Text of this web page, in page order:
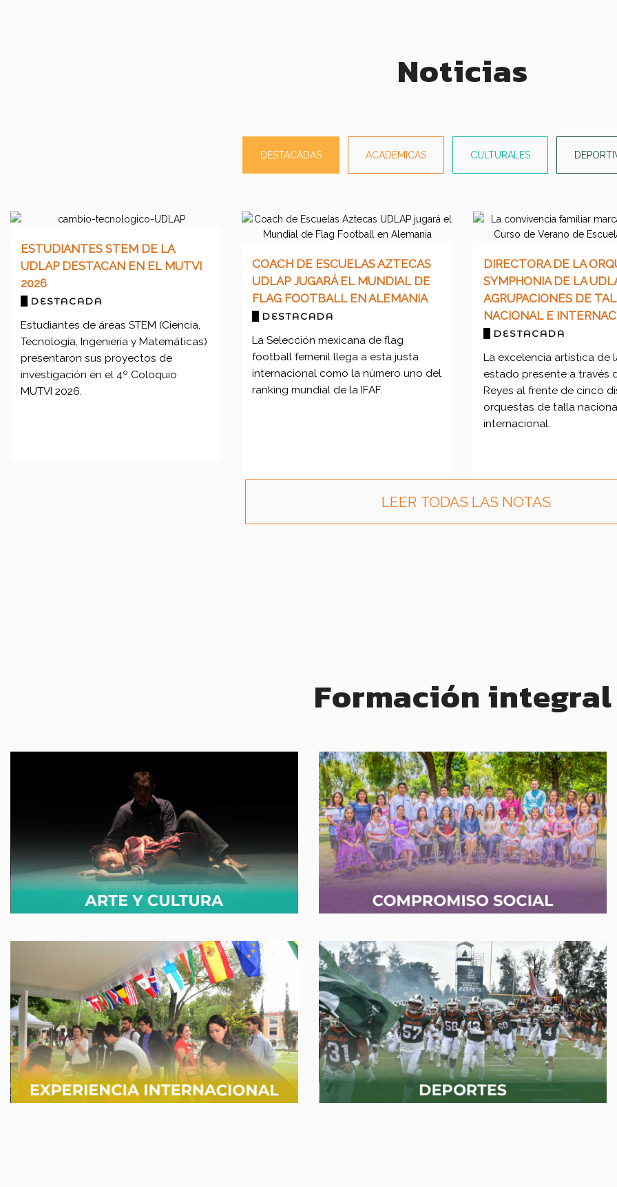
Noticias
DESTACADAS ACADÉMICAS CULTURALES
ESTUDIANTES STEM DE LA
UDLAP DESTACAN EN EL MUTVI
2026
DESTACADA
Estudiantes de áreas STEM (Ciencia,
Tecnología, Ingeniería y Matemáticas)
presentaron sus proyectos de
investigación en el 4º Coloquio
MUTVI 2026.
COACH DE ESCUELAS AZTECAS
UDLAP JUGARÁ EL MUNDIAL DE
FLAG FOOTBALL EN ALEMANIA
DESTACADA
La Selección mexicana de flag
football femenil llega a esta justa
internacional como la número uno del
ranking mundial de la IFAF.
DIRECTORA DE LA
SYMPHONIA DE LA
AGRUPACIONES DE
NACIONAL E
DESTACADA
La excelencia artística de
estado presente a través
Reyes al frente de cinco
orquestas de talla
internacional.
LEER TODAS LAS NOTAS
Formación integral